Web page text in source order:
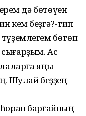
дә бөтөүен
кем беҙгә?-тип
бөтөп
Ас
яңы
Шулай беҙҙең
барғайның